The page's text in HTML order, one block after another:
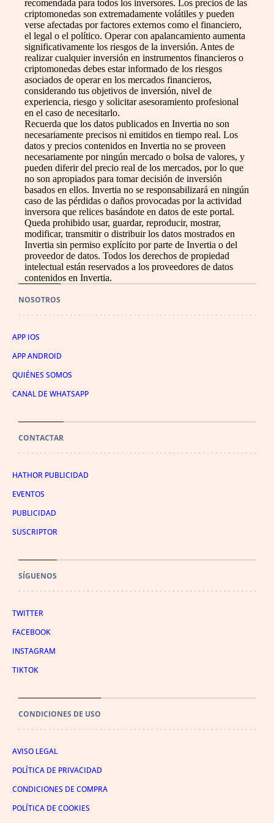
recomendada para todos los inversores. Los precios de las
criptomonedas son extremadamente volátiles y pueden
verse afectadas por factores externos como el financiero,
el legal o el político. Operar con apalancamiento aumenta
significativamente los riesgos de la inversión. Antes de
realizar cualquier inversión en instrumentos financieros o
criptomonedas debes estar informado de los riesgos
asociados de operar en los mercados financieros,
considerando tus objetivos de inversión, nivel de
experiencia, riesgo y solicitar asesoramiento profesional
en el caso de necesitarlo.
Recuerda que los datos publicados en Invertia no son
necesariamente precisos ni emitidos en tiempo real. Los
datos y precios contenidos en Invertia no se proveen
necesariamente por ningún mercado o bolsa de valores, y
pueden diferir del precio real de los mercados, por lo que
no son apropiados para tomar decisión de inversión
basados en ellos. Invertia no se responsabilizará en ningún
caso de las pérdidas o daños provocadas por la actividad
inversora que relices basándote en datos de este portal.
Queda prohibido usar, guardar, reproducir, mostrar,
modificar, transmitir o distribuir los datos mostrados en
Invertia sin permiso explícito por parte de Invertia o del
proveedor de datos. Todos los derechos de propiedad
intelectual están reservados a los proveedores de datos
contenidos en Invertia.
NOSOTROS
APP IOS
APP ANDROID
QUIÉNES SOMOS
CANAL DE WHATSAPP
CONTACTAR
HATHOR PUBLICIDAD
EVENTOS
PUBLICIDAD
SUSCRIPTOR
SÍGUENOS
TWITTER
FACEBOOK
INSTAGRAM
TIKTOK
CONDICIONES DE USO
AVISO LEGAL
POLÍTICA DE PRIVACIDAD
CONDICIONES DE COMPRA
POLÍTICA DE COOKIES